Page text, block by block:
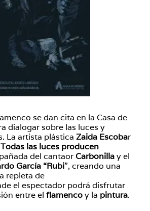
se dan cita en la Casa de
dialogar sobre las luces y
La artista plástica Zaida Escobar
Todas las luces producen
del cantaor Carbonillay el
García “Rubi”, creando una
repleta de
el espectador podrá disfrutar
entre el flamencoy la pintura.